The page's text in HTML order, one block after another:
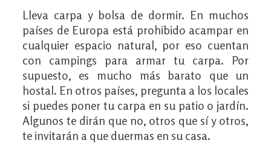
Lleva carpa y bolsa de dormir. En muchos
países de Europa está prohibido acampar en
cualquier espacio natural, por eso cuentan
con campings para armar tu carpa. Por
supuesto, es mucho más barato que un
hostal. En otros países, pregunta a los locales
si puedes poner tu carpa en su patio o jardín.
Algunos te dirán que no, otros que sí y otros,
te invitarán a que duermas en su casa.